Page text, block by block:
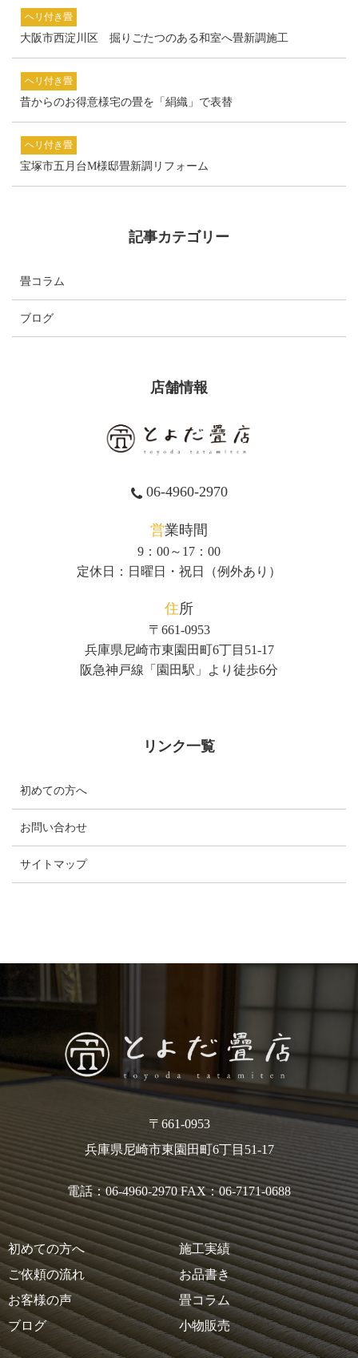
ヘリ付き畳
大阪市西淀川区 掘りごたつのある和室へ畳新調施工
ヘリ付き畳
昔からのお得意様宅の畳を「絹織」で表替
ヘリ付き畳
宝塚市五月台M様邸畳新調リフォーム
記事カテゴリー
畳コラム
ブログ
店舗情報
06-4960-2970
営業時間
9：00～17：00
定休日：日曜日・祝日（例外あり）
住所
〒661-0953
兵庫県尼崎市東園田町6丁目51-17
阪急神戸線「園田駅」より徒歩6分
リンク一覧
初めての方へ
お問い合わせ
サイトマップ
〒661-0953
兵庫県尼崎市東園田町6丁目51-17
電話：06-4960-2970 FAX：06-7171-0688
初めての方へ
施工実績
ご依頼の流れ
お品書き
お客様の声
畳コラム
ブログ
小物販売